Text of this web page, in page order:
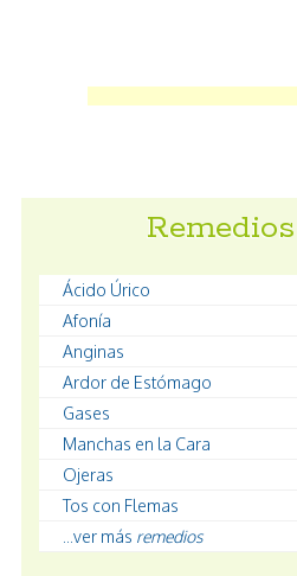
Ácido Úrico
Afonía
Anginas
Ardor de Estómago
Gases
Manchas en la Cara
Ojeras
Tos con Flemas
...ver más remedios